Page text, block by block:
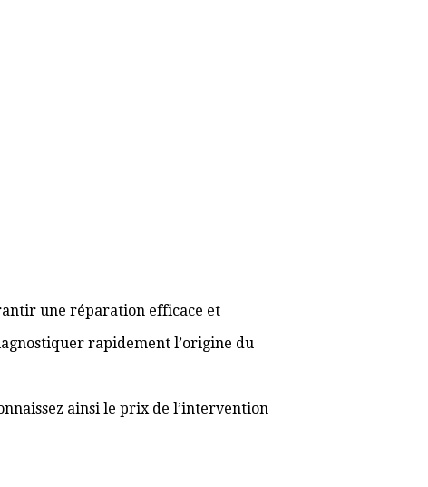
une réparation efficace et
rapidement l’origine du
ainsi le prix de l’intervention